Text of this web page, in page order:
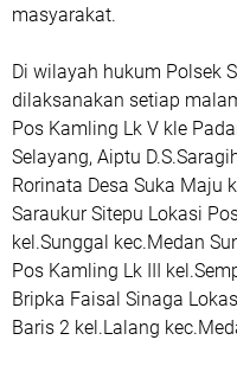
masyarakat.
‎Di wilayah hukum Polsek
dilaksanakan setiap
Pos Kamling Lk V kle
Selayang, Aiptu
Rorinata Desa Suka Maju
Saraukur Sitepu Lokasi
kel.Sunggal kec.Medan
Pos Kamling Lk III
Bripka Faisal Sinaga
Baris 2 kel.Lalang